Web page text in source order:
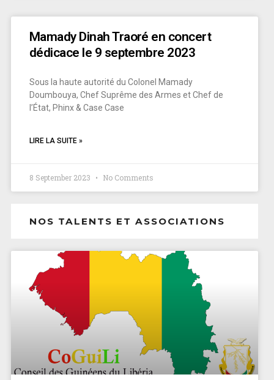
Mamady Dinah Traoré en concert
dédicace le 9 septembre 2023
Sous la haute autorité du Colonel Mamady
Doumbouya, Chef Suprême des Armes et Chef de
l’État, Phinx & Case Case
LIRE LA SUITE »
8 September 2023 No Comments
NOS TALENTS ET ASSOCIATIONS